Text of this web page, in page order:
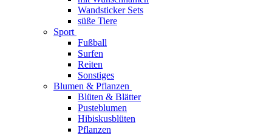
Wandsticker Sets
süße Tiere
Sport
Fußball
Surfen
Reiten
Sonstiges
Blumen & Pflanzen
Blüten & Blätter
Pusteblumen
Hibiskusblüten
Pflanzen